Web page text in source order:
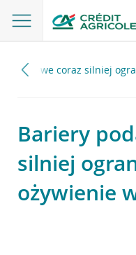
podażowe coraz silniej
Bariery
silniej
ożywienie